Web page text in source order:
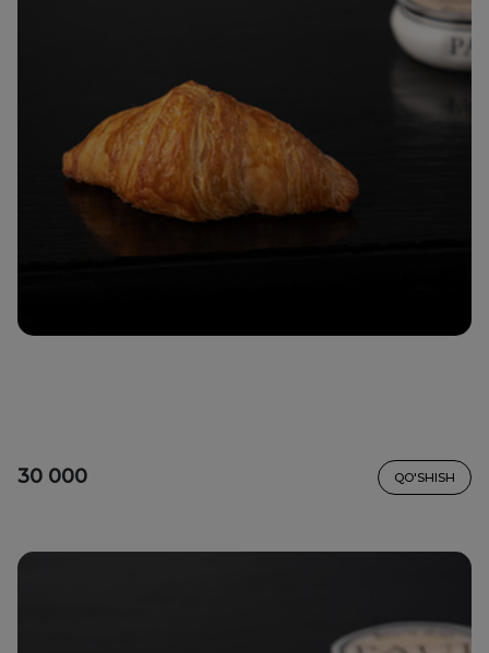
30 000 QO'SHISH